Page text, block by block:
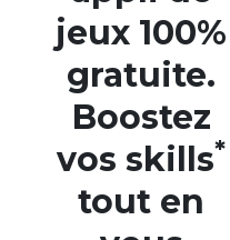
jeux 100%
gratuite.
Boostez
vos skills*
tout en